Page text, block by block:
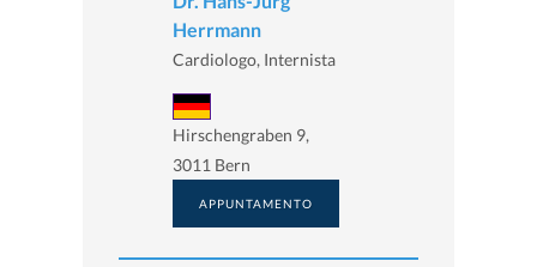
Herrmann
Cardiologo, Internista
Hirschengraben 9,
3011 Bern
APPUNTAMENTO